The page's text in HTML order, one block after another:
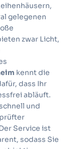
gelegenen
zwar Licht,
kennt die
dass Ihr
abläuft.
und
Service ist
sodass Sie